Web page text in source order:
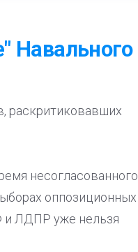
Навального
раскритиковавших
несогласованного
оппозиционных
и ЛДПР уже нельзя